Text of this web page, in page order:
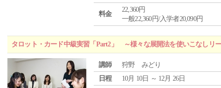
料金
22,360円
一般22,360円/入学者20,090円
タロット・カード中級実習「Part2」 ～様々な展開法を使いこなしリ
講師
狩野 みどり
日程
10月 10日 ～ 12月 26日